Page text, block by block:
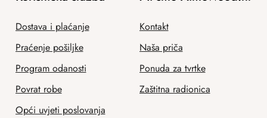
Dostava i plaćanje
Praćenje pošiljke
Program odanosti
Povrat robe
Opći uvjeti poslovanja
Kontakt
Naša priča
Ponuda za tvrtke
Zaštitna radionica